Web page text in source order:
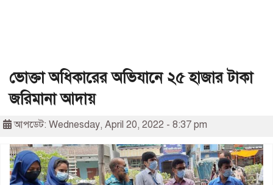
ভোক্তা অধিকারের অভিযানে ২৫ হাজার টাকা
জরিমানা আদায়
আপডেট: Wednesday, April 20, 2022 - 8:37 pm